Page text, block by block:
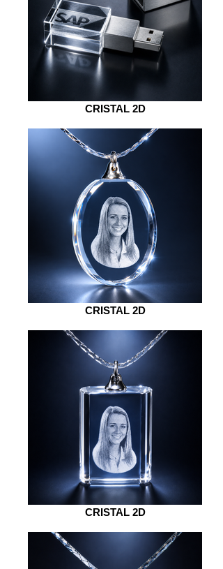
CRISTAL 2D
CRISTAL 2D
CRISTAL 2D